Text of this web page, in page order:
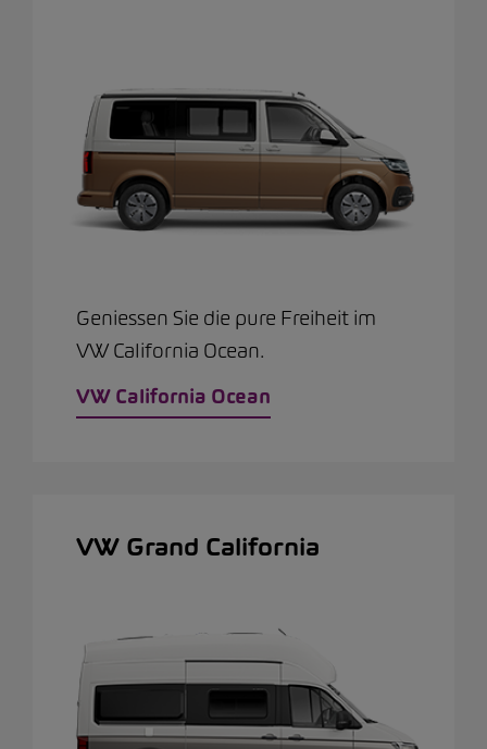
Geniessen Sie die pure Freiheit im
VW California Ocean.
VW California Ocean
VW Grand California